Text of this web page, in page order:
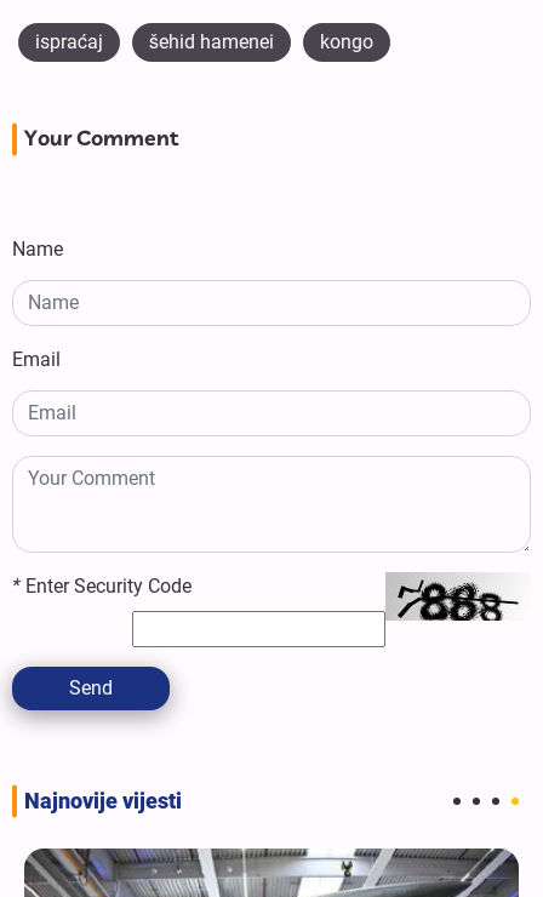
ispraćaj šehid hamenei kongo
Your Comment
Name
Email
* Enter Security Code
Send
Najnovije vijesti